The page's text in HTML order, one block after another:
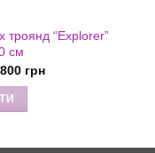
троянд “Explorer”
см
грнДіапазон